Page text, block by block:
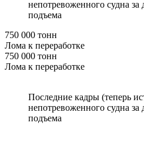
непотревоженного судна за
подъема
750 000 тонн
Лома к переработке
750 000 тонн
Лома к переработке
Последние кадры (теперь
непотревоженного судна за
подъема